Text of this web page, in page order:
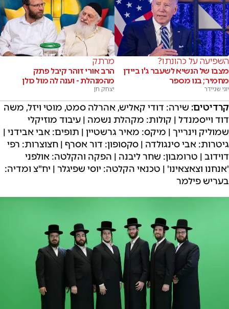
השפיעה על כהונתו?
מצבו של הנשיא לשעבר ג'ו ביידן
מחמיר; בנו מספר
יוני שניידר
מרתק
הרב אורי זוהר קיבל פתק
מהמנהלת - וענה לה מול כולן
יצחק חן
קרדיטים: שירה: דודי קאליש, אהרלה סמט, מוטי ויזל, משה
דוד וייסמנדל | קולות: מקהלת נשמה | עיבוד מוזיקלי
שמוליק וינרייך | מיקס: מאיר גרשטיין | תופים: אבי אבידני |
גיטרות: אבי סינגולדה | סקסופון: דור אסרף | חצוצרות: רפי
דוידוב | טרומבון: שחר ליבנה | הפקה והקלטה: אולפני
'אנחנו וצאצאינו' | טכנאי הקלטה: יוסי שפיגלר | יח"צ ומדיה:
בעריש פילמר